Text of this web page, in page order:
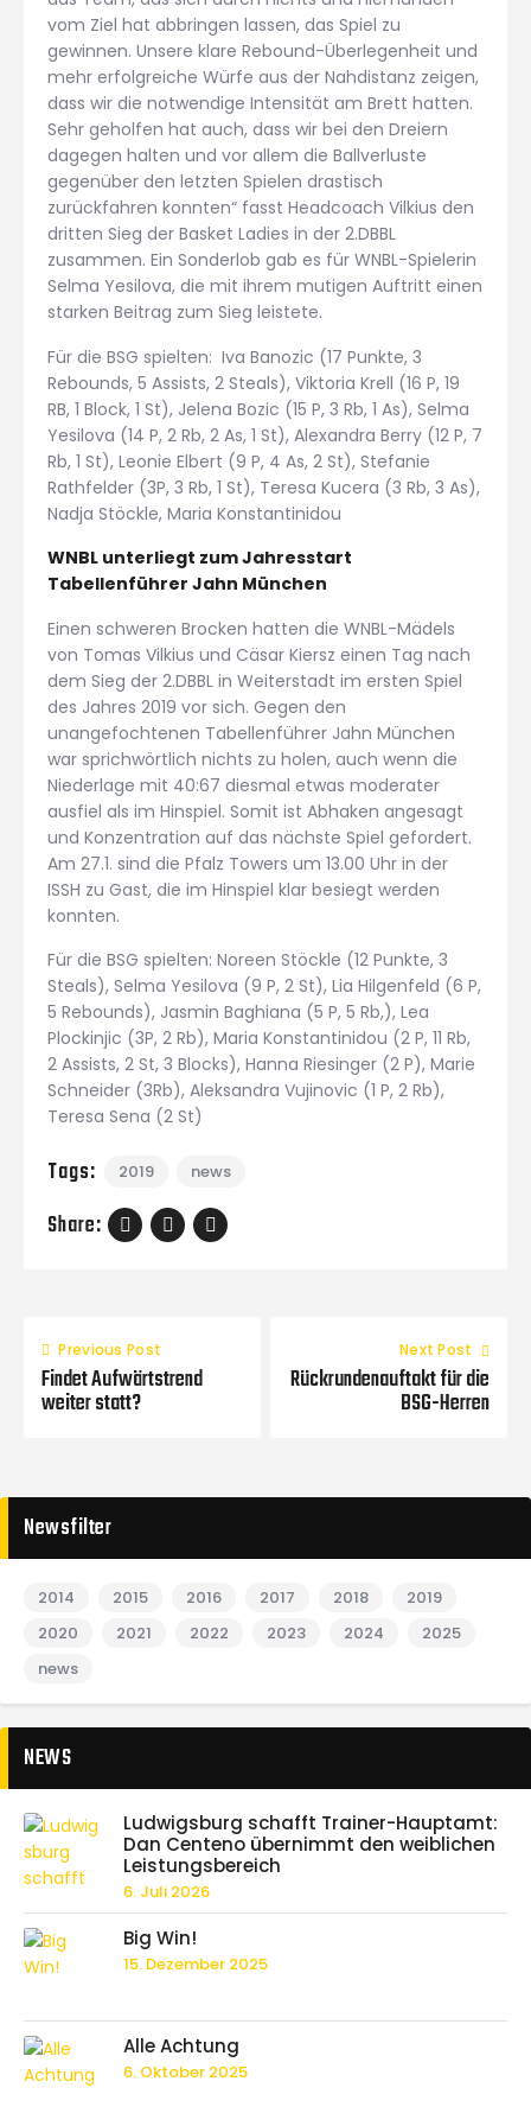
vom Ziel hat abbringen lassen, das Spiel zu
gewinnen. Unsere klare Rebound-Überlegenheit und
mehr erfolgreiche Würfe aus der Nahdistanz zeigen,
dass wir die notwendige Intensität am Brett hatten.
Sehr geholfen hat auch, dass wir bei den Dreiern
dagegen halten und vor allem die Ballverluste
gegenüber den letzten Spielen drastisch
zurückfahren konnten“ fasst Headcoach Vilkius den
dritten Sieg der Basket Ladies in der 2.DBBL
zusammen. Ein Sonderlob gab es für WNBL-Spielerin
Selma Yesilova, die mit ihrem mutigen Auftritt einen
starken Beitrag zum Sieg leistete.
Für die BSG spielten: Iva Banozic (17 Punkte, 3
Rebounds, 5 Assists, 2 Steals), Viktoria Krell (16 P, 19
RB, 1 Block, 1 St), Jelena Bozic (15 P, 3 Rb, 1 As), Selma
Yesilova (14 P, 2 Rb, 2 As, 1 St), Alexandra Berry (12 P, 7
Rb, 1 St), Leonie Elbert (9 P, 4 As, 2 St), Stefanie
Rathfelder (3P, 3 Rb, 1 St), Teresa Kucera (3 Rb, 3 As),
Nadja Stöckle, Maria Konstantinidou
WNBL unterliegt zum Jahresstart
Tabellenführer Jahn München
Einen schweren Brocken hatten die WNBL-Mädels
von Tomas Vilkius und Cäsar Kiersz einen Tag nach
dem Sieg der 2.DBBL in Weiterstadt im ersten Spiel
des Jahres 2019 vor sich. Gegen den
unangefochtenen Tabellenführer Jahn München
war sprichwörtlich nichts zu holen, auch wenn die
Niederlage mit 40:67 diesmal etwas moderater
ausfiel als im Hinspiel. Somit ist Abhaken angesagt
und Konzentration auf das nächste Spiel gefordert.
Am 27.1. sind die Pfalz Towers um 13.00 Uhr in der
ISSH zu Gast, die im Hinspiel klar besiegt werden
konnten.
Für die BSG spielten: Noreen Stöckle (12 Punkte, 3
Steals), Selma Yesilova (9 P, 2 St), Lia Hilgenfeld (6 P,
5 Rebounds), Jasmin Baghiana (5 P, 5 Rb,), Lea
Plockinjic (3P, 2 Rb), Maria Konstantinidou (2 P, 11 Rb,
2 Assists, 2 St, 3 Blocks), Hanna Riesinger (2 P), Marie
Schneider (3Rb), Aleksandra Vujinovic (1 P, 2 Rb),
Teresa Sena (2 St)
Tags: 2019 news
Share:
Previous Post
Findet Aufwärtstrend
weiter statt?
Next Post
Rückrundenauftakt für die
BSG-Herren
Newsfilter
2014 2015 2016 2017 2018
2019
2020
2021 2022 2023 2024
2025
news
NEWS
Ludwigsburg schafft Trainer-Hauptamt:
Dan Centeno übernimmt den weiblichen
Leistungsbereich
6. Juli 2026
Big Win!
15. Dezember 2025
Alle Achtung
6. Oktober 2025